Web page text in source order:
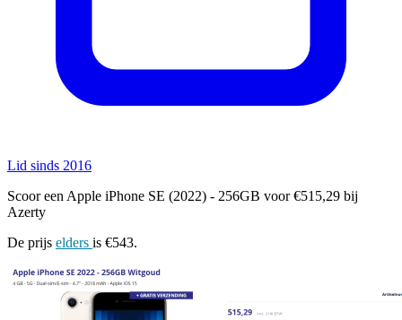
Lid sinds 2016
Scoor een Apple iPhone SE (2022) - 256GB voor €515,29 bij
Azerty
De prijs elders is €543.